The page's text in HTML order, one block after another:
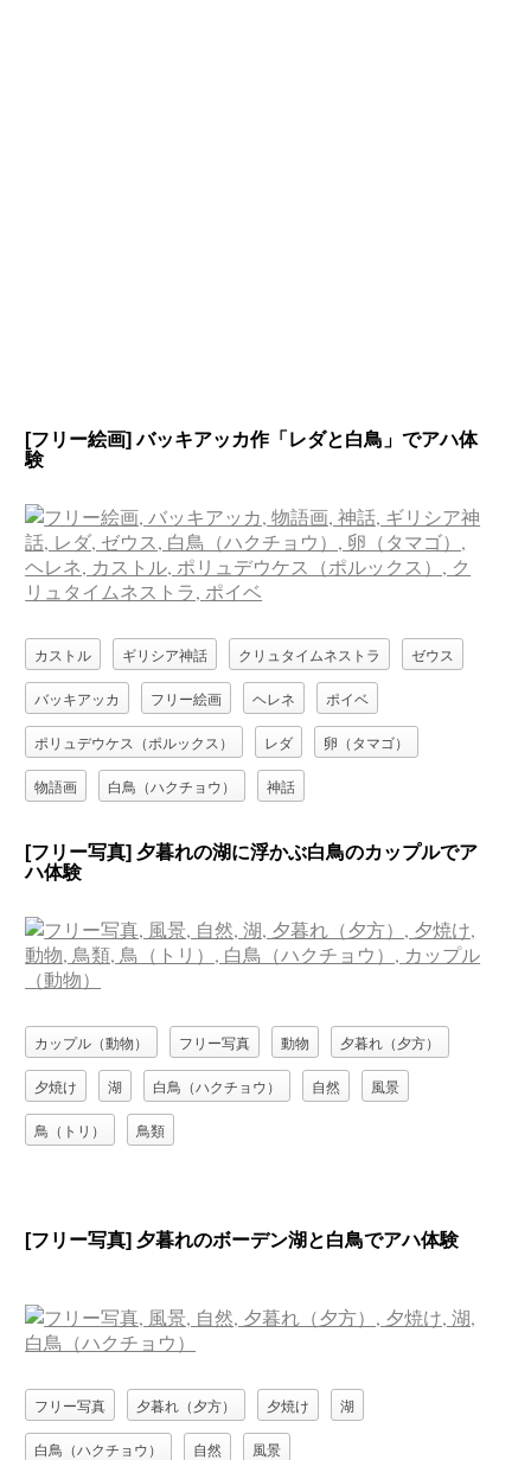
[フリー絵画] バッキアッカ作「レダと白鳥」でアハ体
験
カストル ギリシア神話 クリュタイムネストラ ゼウス
バッキアッカ フリー絵画 ヘレネ ポイベ
ポリュデウケス（ポルックス） レダ 卵（タマゴ）
物語画 白鳥（ハクチョウ） 神話
[フリー写真] 夕暮れの湖に浮かぶ白鳥のカップルでア
ハ体験
カップル（動物） フリー写真 動物 夕暮れ（夕方）
夕焼け 湖 白鳥（ハクチョウ） 自然 風景
鳥（トリ） 鳥類
[フリー写真] 夕暮れのボーデン湖と白鳥でアハ体験
フリー写真 夕暮れ（夕方） 夕焼け 湖
白鳥（ハクチョウ） 自然 風景